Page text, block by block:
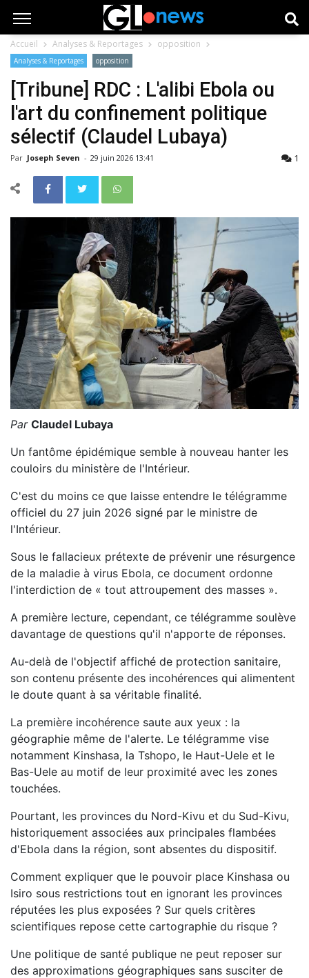
Accueil Analyses & Reportages opposition
Analyses & Reportages opposition
[Tribune] RDC : L'alibi Ebola ou
l'art du confinement politique
sélectif (Claudel Lubaya)
Par Joseph Seven - 29 juin 2026 13:41 1
Par Claudel Lubaya
Un fantôme épidémique semble à nouveau hanter les
couloirs du ministère de l'Intérieur.
C'est du moins ce que laisse entendre le télégramme
officiel du 27 juin 2026 signé par le ministre de
l'Intérieur.
Sous le fallacieux prétexte de prévenir une résurgence
de la maladie à virus Ebola, ce document ordonne
l'interdiction de « tout attroupement des masses ».
A première lecture, cependant, ce télégramme soulève
davantage de questions qu'il n'apporte de réponses.
Au-delà de l'objectif affiché de protection sanitaire,
son contenu présente des incohérences qui alimentent
le doute quant à sa véritable finalité.
La première incohérence saute aux yeux : la
géographie même de l'alerte. Le télégramme vise
notamment Kinshasa, la Tshopo, le Haut-Uele et le
Bas-Uele au motif de leur proximité avec les zones
touchées.
Pourtant, les provinces du Nord-Kivu et du Sud-Kivu,
historiquement associées aux principales flambées
d'Ebola dans la région, sont absentes du dispositif.
Comment expliquer que le pouvoir place Kinshasa ou
Isiro sous restrictions tout en ignorant les provinces
réputées les plus exposées ? Sur quels critères
scientifiques repose cette cartographie du risque ?
Une politique de santé publique ne peut reposer sur
des approximations géographiques sans susciter de